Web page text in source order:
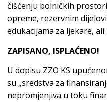
čišćenju bolničkih
opreme, rezervnim
edukacijama za ljekare,
ZAPISANO, ISPLAĆENO!
U dopisu ZZO KS
su „sredstva za
nepromjenjiva u toku